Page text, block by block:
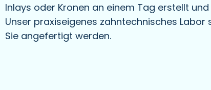
Inlays oder Kronen an einem Tag erstellt
Unser praxiseigenes zahntechnisches
Sie angefertigt werden.